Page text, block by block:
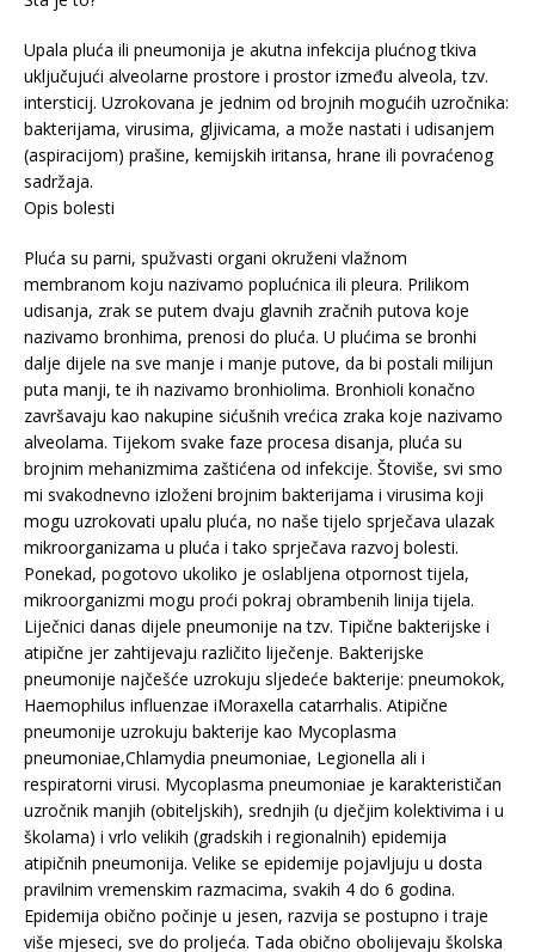
Upala pluća ili pneumonija je akutna infekcija plućnog tkiva
uključujući alveolarne prostore i prostor između alveola, tzv.
intersticij. Uzrokovana je jednim od brojnih mogućih uzročnika:
bakterijama, virusima, gljivicama, a može nastati i udisanjem
(aspiracijom) prašine, kemijskih iritansa, hrane ili povraćenog
sadržaja.
Opis bolesti
Pluća su parni, spužvasti organi okruženi vlažnom
membranom koju nazivamo poplućnica ili pleura. Prilikom
udisanja, zrak se putem dvaju glavnih zračnih putova koje
nazivamo bronhima, prenosi do pluća. U plućima se bronhi
dalje dijele na sve manje i manje putove, da bi postali milijun
puta manji, te ih nazivamo bronhiolima. Bronhioli konačno
završavaju kao nakupine sićušnih vrećica zraka koje nazivamo
alveolama. Tijekom svake faze procesa disanja, pluća su
brojnim mehanizmima zaštićena od infekcije. Štoviše, svi smo
mi svakodnevno izloženi brojnim bakterijama i virusima koji
mogu uzrokovati upalu pluća, no naše tijelo sprječava ulazak
mikroorganizama u pluća i tako sprječava razvoj bolesti.
Ponekad, pogotovo ukoliko je oslabljena otpornost tijela,
mikroorganizmi mogu proći pokraj obrambenih linija tijela.
Liječnici danas dijele pneumonije na tzv. Tipične bakterijske i
atipične jer zahtijevaju različito liječenje. Bakterijske
pneumonije najčešće uzrokuju sljedeće bakterije: pneumokok,
Haemophilus influenzae iMoraxella catarrhalis. Atipične
pneumonije uzrokuju bakterije kao Mycoplasma
pneumoniae,Chlamydia pneumoniae, Legionella ali i
respiratorni virusi. Mycoplasma pneumoniae je karakterističan
uzročnik manjih (obiteljskih), srednjih (u dječjim kolektivima i u
školama) i vrlo velikih (gradskih i regionalnih) epidemija
atipičnih pneumonija. Velike se epidemije pojavljuju u dosta
pravilnim vremenskim razmacima, svakih 4 do 6 godina.
Epidemija obično počinje u jesen, razvija se postupno i traje
više mjeseci, sve do proljeća. Tada obično obolijevaju školska